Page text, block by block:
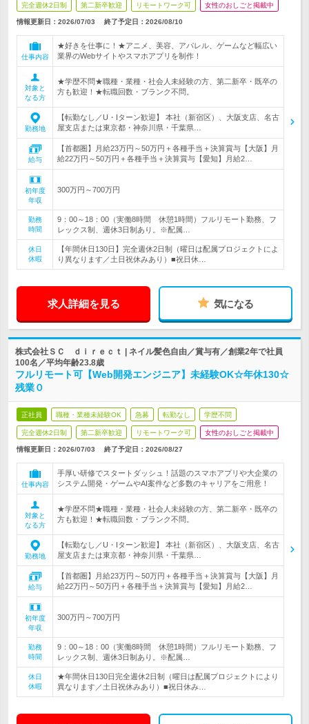
完全週休2日制 第二新卒歓迎 リモートワーク可 女性のおしごと掲載中
情報更新日：2026/07/03 終了予定日： 2026/08/10
仕事内容
★好きを仕事に！★アニメ、美容、アパレル、ゲームなど幅広い
業界のWebサイトやスマホアプリを制作！
対象と
なる方
★学歴不問★職種・業種・社会人未経験の方、第二新卒・既卒の
方も歓迎！★転職回数・ブランク不問。
勤務地
【転勤なし／U・Iターン歓迎】 本社（新宿区）、大阪支店、名古
屋支店または東京都・神奈川県・千葉県…
給与
【首都圏】月給23万円～50万円＋各種手当＋決算賞与【大阪】月
給22万円～50万円＋各種手当＋決算賞与【愛知】月給2…
初年度
年収
300万円～700万円
勤務
時間
9：00～18：00（実働8時間 休憩1時間）フルリモート勤務、フ
レックス制、週休3日制あり。※配属…
休日
休暇
【年間休日130日】完全週休2日制（曜日は配属プロジェクトによ
り異なります／土日祝休みあり）■祝日休…
求人詳細を見る 気になる
株式会社ＳＣ ｄｉｒｅｃｔ | ネイル髪色自由／賞与有／創業2年で社員
100名／平均年齢23.8歳
フルリモート可【Web開発エンジニア】未経験OK☆年休130☆
残業０
正社員 職種・業種未経験OK 急募 転勤なし 学歴不問
完全週休2日制 第二新卒歓迎 リモートワーク可 女性のおしごと掲載中
情報更新日：2026/07/03 終了予定日： 2026/08/27
仕事内容
手厚い研修でスタートダッシュ！話題のスマホアプリや大企業の
システム開発・ゲームやAI案件など多数のキャリアをご用意！
対象と
なる方
★学歴不問★職種・業種・社会人未経験の方、第二新卒・既卒の
方も歓迎！★転職回数・ブランク不問。
勤務地
【転勤なし／U・Iターン歓迎】 本社（新宿区）、大阪支店、名古
屋支店または東京都・神奈川県・千葉県…
給与
【首都圏】月給23万円～50万円＋各種手当＋決算賞与【大阪】月
給22万円～50万円＋各種手当＋決算賞与【愛知】月給2…
初年度
年収
300万円～700万円
勤務
時間
9：00～18：00（実働8時間 休憩1時間）フルリモート勤務、フ
レックス制、週休3日制あり。※配属…
休日
休暇
★年間休日130日完全週休2日制（曜日は配属プロジェクトにより
異なります／土日祝休みあり）■祝日休み…